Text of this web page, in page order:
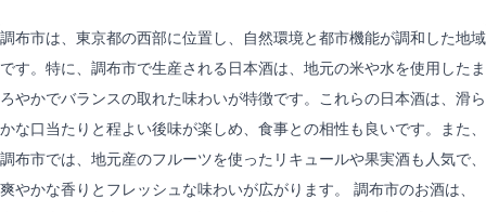
調布市は、東京都の西部に位置し、自然環境と都市機能が調和した地域
です。特に、調布市で生産される日本酒は、地元の米や水を使用したま
ろやかでバランスの取れた味わいが特徴です。これらの日本酒は、滑ら
かな口当たりと程よい後味が楽しめ、食事との相性も良いです。また、
調布市では、地元産のフルーツを使ったリキュールや果実酒も人気で、
爽やかな香りとフレッシュな味わいが広がります。 調布市のお酒は、